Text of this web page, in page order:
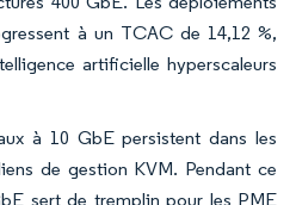
à un TCAC de 14,12 %,
artificielle hyperscaleurs
à 10 GbE persistent dans les
de gestion KVM. Pendant ce
sert de tremplin pour les PME